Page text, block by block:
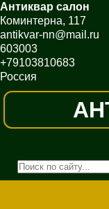
Антиквар салон
Коминтерна, 117
antikvar-nn@mail.ru
603003
+79103810683
Россия